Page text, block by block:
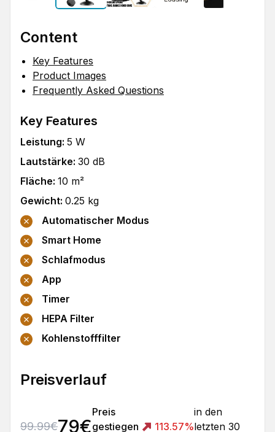
Content
Key Features
Product Images
Frequently Asked Questions
Key Features
Leistung: 5 W
Lautstärke: 30 dB
Fläche: 10 m²
Gewicht: 0.25 kg
Automatischer Modus
Smart Home
Schlafmodus
App
Timer
HEPA Filter
Kohlenstofffilter
Preisverlauf
99.99€79€
Preis
gestiegen
113.57%
in den
letzten 30